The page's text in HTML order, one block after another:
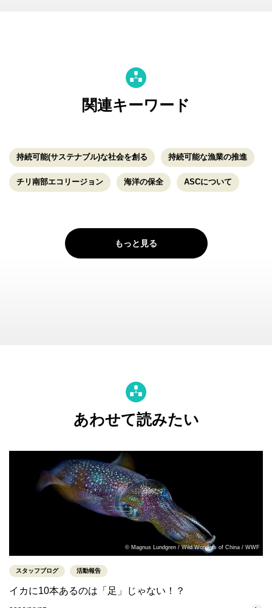
関連キーワード
持続可能(サステナブル)な社会を創る 持続可能な漁業の推進
チリ南部エコリージョン 海洋の保全 ASCについて
もっと見る
あわせて読みたい
© Magnus Lundgren / Wild Wonders of China / WWF
スタッフブログ 活動報告
イカに10本あるのは「足」じゃない！？